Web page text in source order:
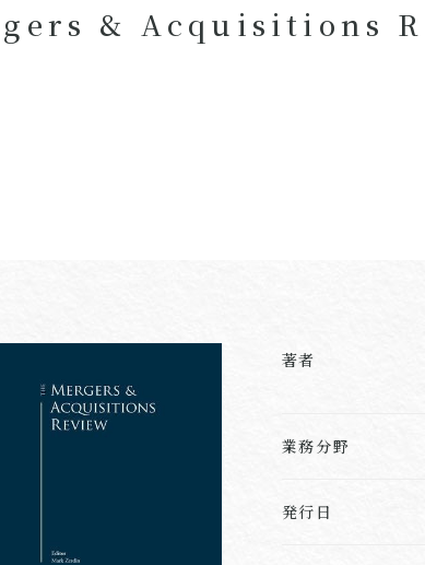
& Acquisitions
著者
業務分野
発行日